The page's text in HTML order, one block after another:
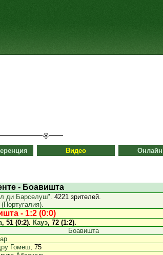
Видео Онлайн
- Боавишта
ди Барселуш". 4221 зрителей.
- 1:2 (0:0)
, 51 (0:2). Кауэ, 72 (1:2).
Боавишта
Гомеш, 75